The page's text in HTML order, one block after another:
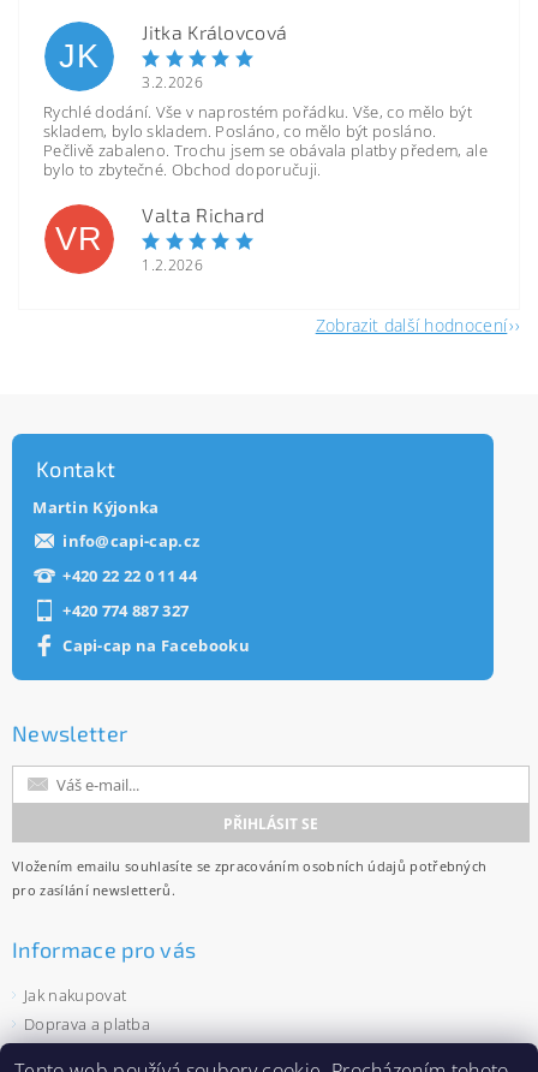
JK
Jitka Královcová
3.2.2026
Rychlé dodání. Vše v naprostém pořádku. Vše, co mělo být
skladem, bylo skladem. Posláno, co mělo být posláno.
Pečlivě zabaleno. Trochu jsem se obávala platby předem, ale
bylo to zbytečné. Obchod doporučuji.
VR
Valta Richard
1.2.2026
Zobrazit další hodnocení
Kontakt
Martin Kýjonka
info@capi-cap.cz
+420 22 22 0 11 44
+420 774 887 327
Capi-cap na Facebooku
Newsletter
Vložením emailu souhlasíte se zpracováním osobních údajů potřebných
pro zasílání newsletterů.
Informace pro vás
Jak nakupovat
Doprava a platba